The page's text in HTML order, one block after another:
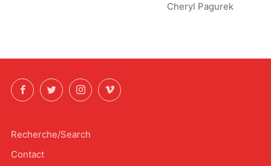
Cheryl Pagurek
FacebookTwitterInstagramVimeo
Recherche/Search
Contact